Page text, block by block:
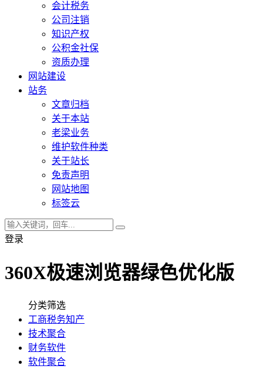
会计税务
公司注销
知识产权
公积金社保
资质办理
网站建设
站务
文章归档
关于本站
老梁业务
维护软件种类
关于站长
免责声明
网站地图
标签云
登录
360X极速浏览器绿色优化版
分类筛选
工商税务知产
技术聚合
财务软件
软件聚合